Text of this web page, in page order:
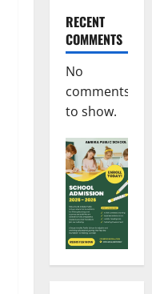
RECENT
COMMENTS
No
comments
to show.